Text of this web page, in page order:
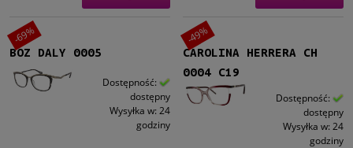
BOZ DALY 0005
Dostępność:
dostępny
Wysyłka w: 24
godziny
-69%
CAROLINA HERRERA CH
0004 C19
Dostępność:
dostępny
Wysyłka w: 24
godziny
-49%